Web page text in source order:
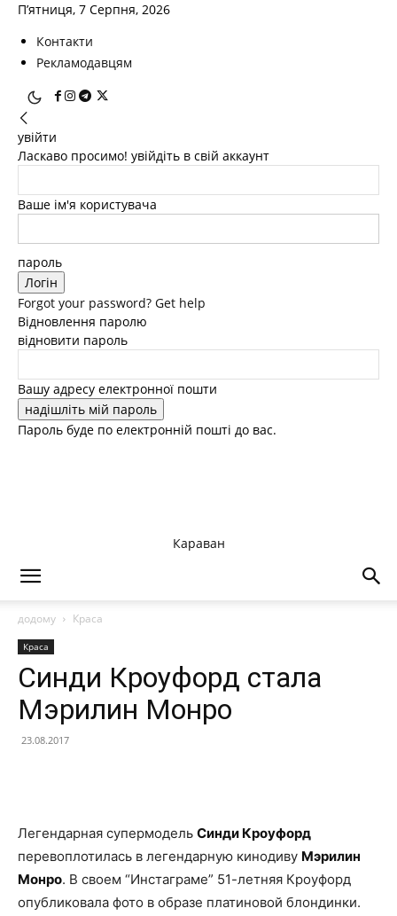
П’ятниця, 7 Серпня, 2026
Контакти
Рекламодавцям
увійти
Ласкаво просимо! увійдіть в свій аккаунт
Ваше ім'я користувача
пароль
Forgot your password? Get help
Відновлення паролю
відновити пароль
Вашу адресу електронної пошти
Пароль буде по електронній пошті до вас.
Караван
додому Краса
Краса
Синди Кроуфорд стала
Мэрилин Монро
23.08.2017
Легендарная супермодель Синди Кроуфорд
перевоплотилась в легендарную кинодиву Мэрилин
Монро. В своем “Инстаграме” 51-летняя Кроуфорд
опубликовала фото в образе платиновой блондинки.